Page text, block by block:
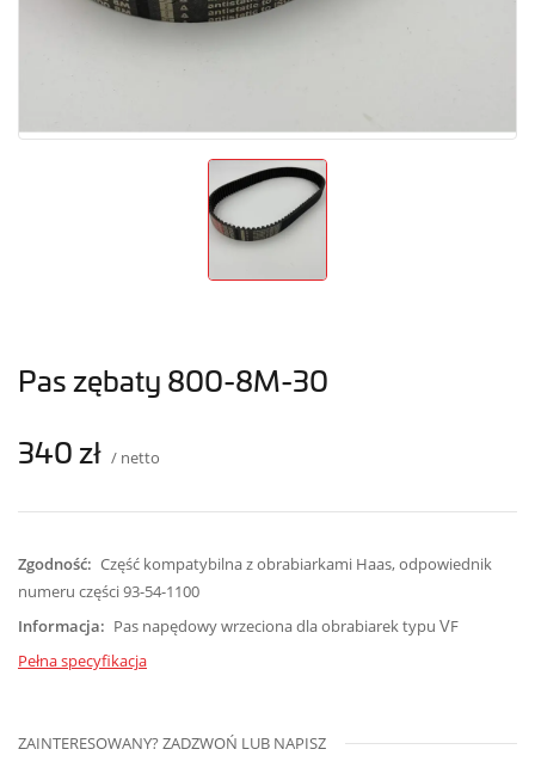
Pas zębaty 800-8M-30
340 zł / netto
Zgodność: Część kompatybilna z obrabiarkami Haas, odpowiednik
numeru części 93-54-1100
Informacja: Pas napędowy wrzeciona dla obrabiarek typu VF
Pełna specyfikacja
ZAINTERESOWANY? ZADZWOŃ LUB NAPISZ